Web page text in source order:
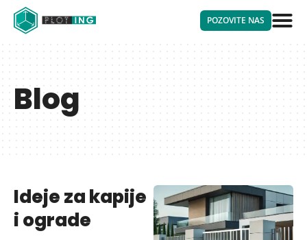
POZOVITE NAS
Blog
Ideje za kapije
i ograde